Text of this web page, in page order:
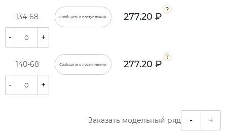
134-68 Сообщить о поступлении 277.20 ₽
- +
140-68 Сообщить о поступлении 277.20 ₽
- +
Заказать модельный ряд - +